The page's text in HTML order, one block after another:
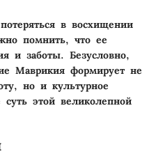
в восхищении
помнить, что ее
и заботы. Безусловно,
Маврикия формирует не
но и культурное
суть этой великолепной